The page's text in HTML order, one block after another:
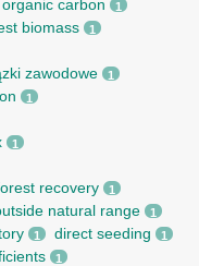
carbon 1
biomass 1
zawodowe 1
1
1
recovery 1
natural range 1
1 direct seeding 1
1